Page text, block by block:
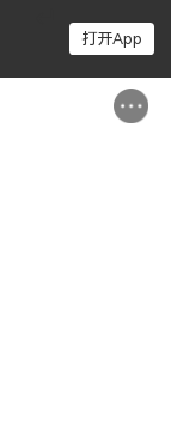
打开App